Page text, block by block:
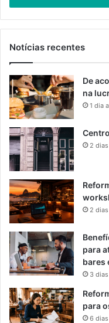
de
email
Notícias recentes
De
na
1 dia
2
2
para
bares
3
para
6